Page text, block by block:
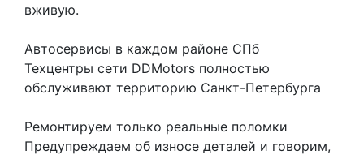
вживую.
Автосервисы в каждом районе СПб
Техцентры сети DDMotors полностью
обслуживают территорию Санкт-Петербурга
Ремонтируем только реальные поломки
Предупреждаем об износе деталей и говорим,